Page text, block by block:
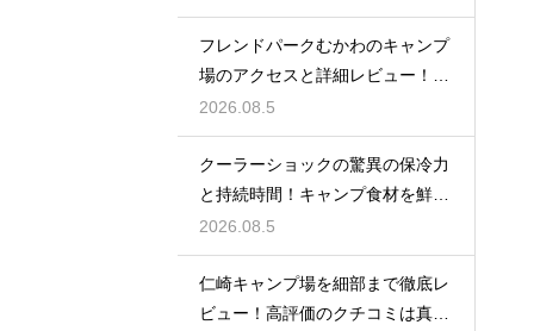
フレンドパークむかわのキャンプ
場のアクセスと詳細レビュー！魅
力を大解剖
2026.08.5
クーラーショックの驚異の保冷力
と持続時間！キャンプ食材を鮮度
抜群に保つ
2026.08.5
仁崎キャンプ場を細部まで徹底レ
ビュー！高評価のクチコミは真実